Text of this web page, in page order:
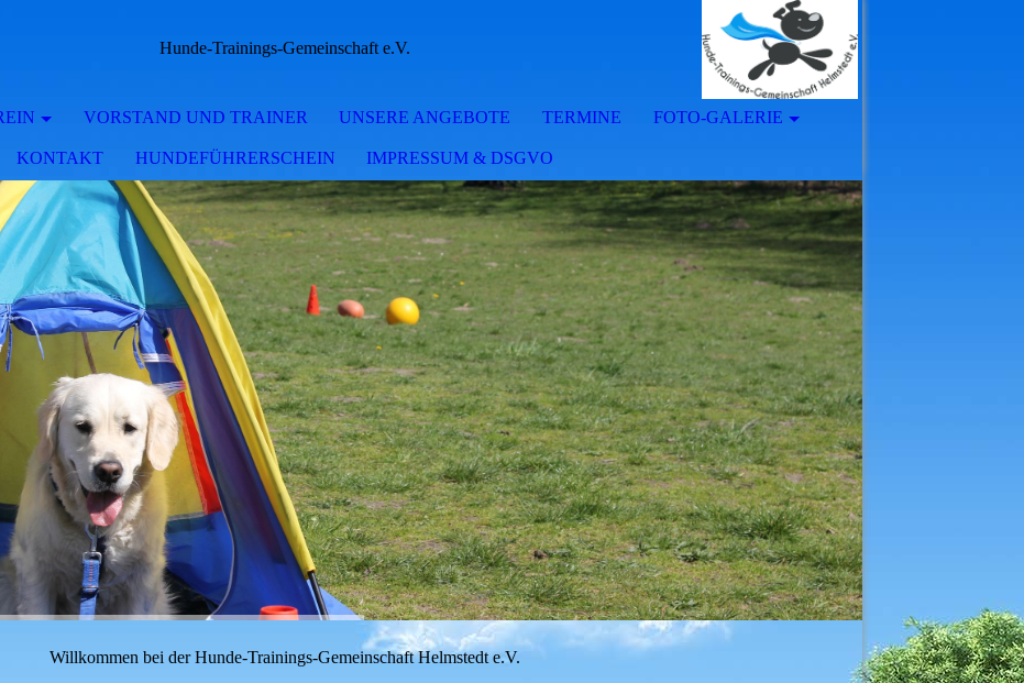
Hunde-Trainings-Gemeinschaft e.V.
VORSTAND UND TRAINER UNSERE ANGEBOTE TERMINE FOTO-GALERIE
KONTAKT HUNDEFÜHRERSCHEIN IMPRESSUM & DSGVO
Willkommen bei der Hunde-Trainings-Gemeinschaft Helmstedt e.V.